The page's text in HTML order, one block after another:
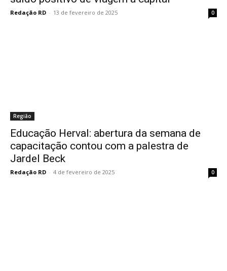
Redação RD - 13 de fevereiro de 2025 0
Região
Educação Herval: abertura da semana de
capacitação contou com a palestra de
Jardel Beck
Redação RD - 4 de fevereiro de 2025 0